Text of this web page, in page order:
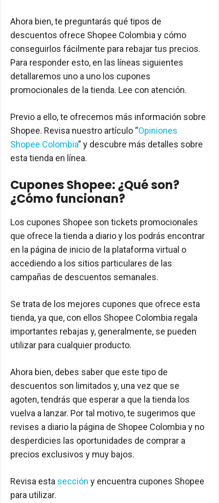
Ahora bien, te preguntarás qué tipos de
descuentos ofrece Shopee Colombia y cómo
conseguirlos fácilmente para rebajar tus precios.
Para responder esto, en las líneas siguientes
detallaremos uno a uno los cupones
promocionales de la tienda. Lee con atención.
Previo a ello, te ofrecemos más información sobre
Shopee. Revisa nuestro artículo “Opiniones
Shopee Colombia” y descubre más detalles sobre
esta tienda en línea.
Cupones Shopee: ¿Qué son?
¿Cómo funcionan?
Los cupones Shopee son tickets promocionales
que ofrece la tienda a diario y los podrás encontrar
en la página de inicio de la plataforma virtual o
accediendo a los sitios particulares de las
campañas de descuentos semanales.
Se trata de los mejores cupones que ofrece esta
tienda, ya que, con ellos Shopee Colombia regala
importantes rebajas y, generalmente, se pueden
utilizar para cualquier producto.
Ahora bien, debes saber que este tipo de
descuentos son limitados y, una vez que se
agoten, tendrás que esperar a que la tienda los
vuelva a lanzar. Por tal motivo, te sugerimos que
revises a diario la página de Shopee Colombia y no
desperdicies las oportunidades de comprar a
precios exclusivos y muy bajos.
Revisa esta sección y encuentra cupones Shopee
para utilizar.